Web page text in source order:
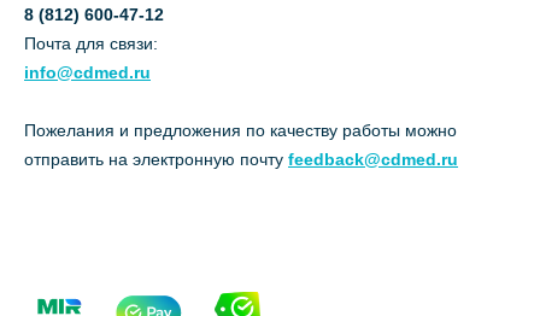
8 (812) 600-47-12
Почта для связи:
info@cdmed.ru
Пожелания и предложения по качеству работы можно
отправить на электронную почту feedback@cdmed.ru